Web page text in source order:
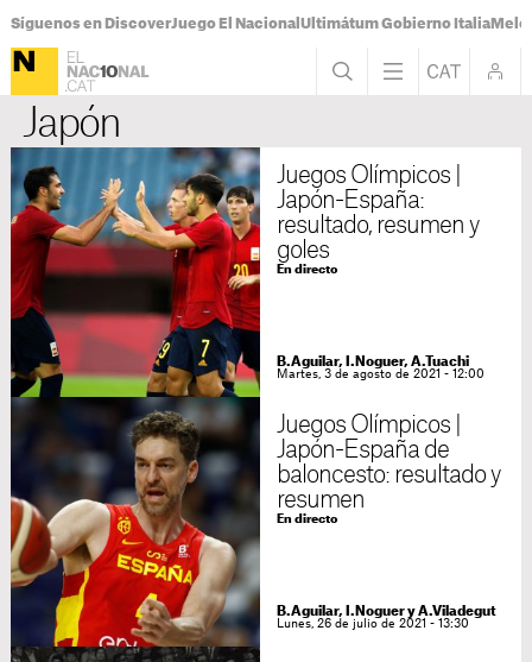
Síguenos en DiscoverJuego El Nacional Ultimátum Gobierno Italia
Japón
Juegos Olímpicos |
Japón-España:
resultado, resumen y
goles
En directo
B.Aguilar, I.Noguer, A.Tuachi
Martes, 3 de agosto de 2021 - 12:00
Juegos Olímpicos |
Japón-España de
baloncesto: resultado y
resumen
En directo
B.Aguilar, I.Noguer y A.Viladegut
Lunes, 26 de julio de 2021 - 13:30